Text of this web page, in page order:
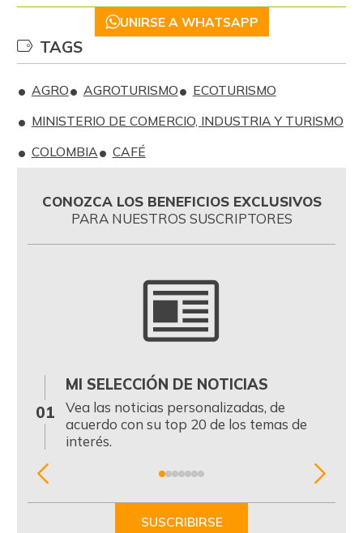
UNIRSE A WHATSAPP
TAGS
AGRO AGROTURISMO
ECOTURISMO
MINISTERIO DE COMERCIO, INDUSTRIA Y TURISMO
COLOMBIA
CAFÉ
CONOZCA LOS BENEFICIOS EXCLUSIVOS
PARA NUESTROS SUSCRIPTORES
01
MI SELECCIÓN DE NOTICIAS
Vea las noticias personalizadas, de
acuerdo con su top 20 de los temas de
interés.
Item
SUSCRIBIRSE